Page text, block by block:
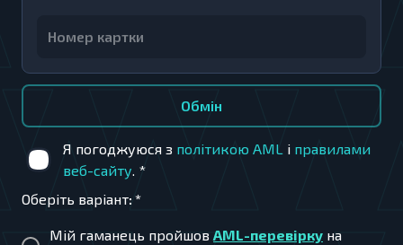
Я погоджуюся з політикою AML і правилами
веб-сайту. *
Оберіть варіант: *
Мій гаманець пройшов AML-перевірку на
Обмiн